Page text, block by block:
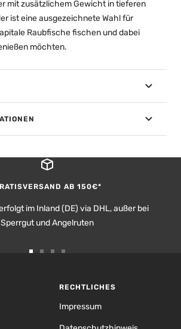
mit zusätzlichem Gewicht in tieferen
ist eine ausgezeichnete Wahl für
Raubfische fischen und dabei
möchten.
AB 150€*
im Inland (DE) via DHL, außer bei
Sperrgut und Angelruten
4
RECHTLICHES
Impressum